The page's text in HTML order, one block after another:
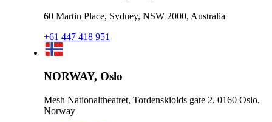
60 Martin Place, Sydney, NSW 2000, Australia
+61 447 418 951
NORWAY, Oslo
Mesh Nationaltheatret, Tordenskiolds gate 2, 0160 Oslo,
Norway